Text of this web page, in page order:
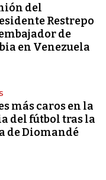
del
Restrepo
de
en Venezuela
más caros en la
del fútbol tras la
de Diomandé